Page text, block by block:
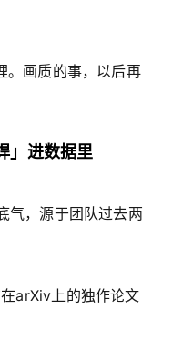
。画质的事，以后再
」进数据里
气，源于团队过去两
arXiv上的独作论文